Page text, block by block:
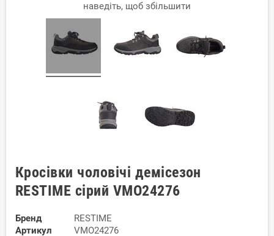
наведіть, щоб збільшити
Кросівки чоловічі демісезон
RESTIME сірий VMO24276
Бренд
RESTIME
Артикул
VMO24276